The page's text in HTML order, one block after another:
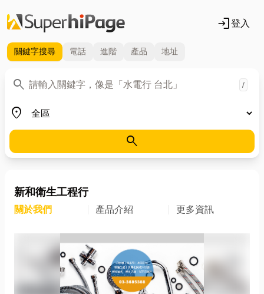
login登入
關鍵字搜尋 電話 進階 產品 地址
search
關鍵字 /
place
地區
search
新和衛生工程行
關於我們 產品介紹 更多資訊